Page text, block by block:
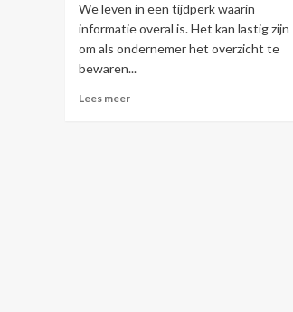
We leven in een tijdperk waarin
informatie overal is. Het kan lastig zijn
om als ondernemer het overzicht te
bewaren...
Lees meerLees